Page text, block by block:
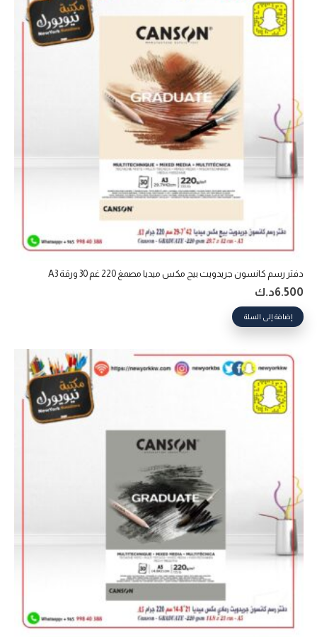
دفتر رسم كانسون جريدويت بيج مكس ميديا مصمغ 220 غم 30 ورقة A3
6.500د.ك
إضافة إلى السلة